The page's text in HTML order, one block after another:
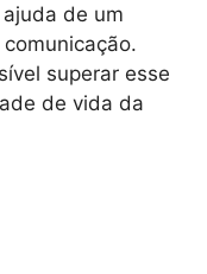
de um
superar esse
de vida da